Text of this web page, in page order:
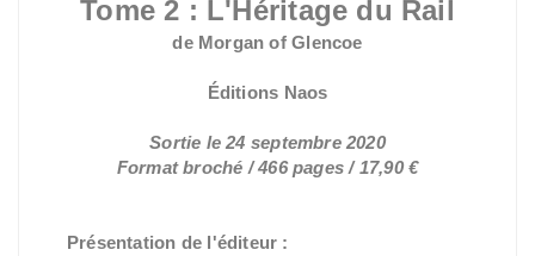
Tome 2 : L'Héritage du Rail
de Morgan of Glencoe
Éditions Naos
Sortie le 24 septembre 2020
Format broché / 466 pages / 17,90 €
Présentation de l'éditeur :